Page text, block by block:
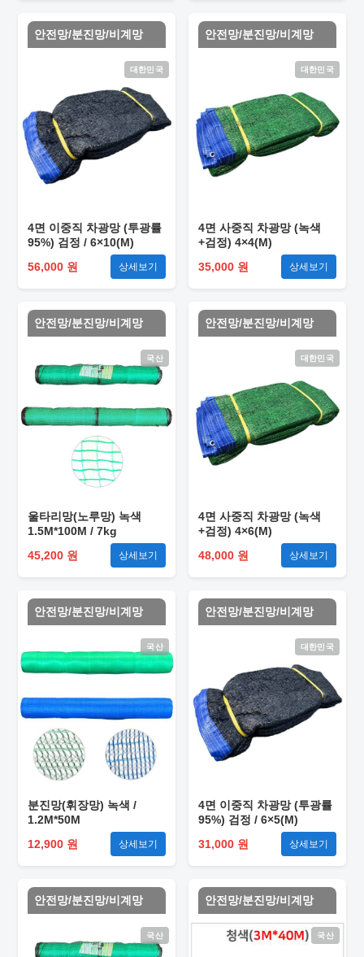
안전망/분진망/비계망
대한민국
4면 이중직 차광망 (투광률
95%) 검정 / 6×10(M)
56,000 원
상세보기
안전망/분진망/비계망
대한민국
4면 사중직 차광망 (녹색
+검정) 4×4(M)
35,000 원
상세보기
안전망/분진망/비계망
국산
울타리망(노루망) 녹색
1.5M*100M / 7kg
45,200 원
상세보기
안전망/분진망/비계망
대한민국
4면 사중직 차광망 (녹색
+검정) 4×6(M)
48,000 원
상세보기
안전망/분진망/비계망
국산
분진망(휘장망) 녹색 /
1.2M*50M
12,900 원
상세보기
안전망/분진망/비계망
대한민국
4면 이중직 차광망 (투광률
95%) 검정 / 6×5(M)
31,000 원
상세보기
안전망/분진망/비계망
국산
안전망/분진망/비계망
국산